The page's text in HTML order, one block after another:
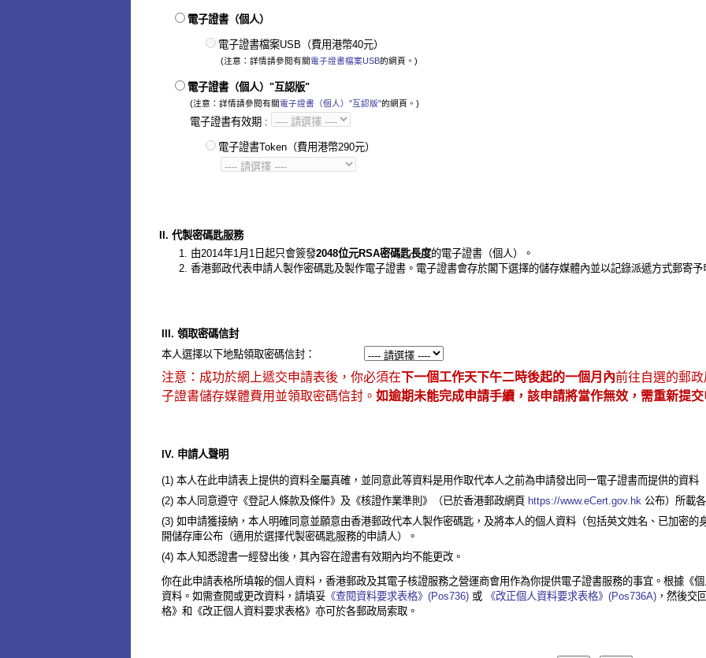
電子證書（個人）
電子證書檔案USB（費用港幣40元）
(注意：詳情請參閱有關電子證書檔案USB的網頁。)
電子證書（個人）"互認版"
(注意：詳情請參閱有關電子證書（個人）"互認版"的網頁。)
電子證書有效期 :
電子證書Token（費用港幣290元）
II. 代製密碼匙服務
由2014年1月1日起只會簽發2048位元RSA密碼匙長度的電子證書（個人）。
香港郵政代表申請人製作密碼匙及製作電子證書。電子證書會存於閣下選擇的儲存媒體內並以記錄派遞方式郵寄予
III. 領取密碼信封
本人選擇以下地點領取密碼信封：
注意：成功於網上遞交申請表後，你必須在下一個工作天下午二時後起的一個月內前往自選的郵
子證書儲存媒體費用並領取密碼信封。 如逾期未能完成申請手續，該申請將當作無效，需重新提
IV. 申請人聲明
(1) 本人在此申請表上提供的資料全屬真確，並同意此等資料是用作取代本人之前為申請發出同一電子證書而提供的資料
(2) 本人同意遵守《登記人條款及條件》及《核證作業準則》（已於香港郵政網頁 https://www.eCert.gov.hk 公布）所載
(3) 如申請獲接納，本人明確同意並願意由香港郵政代本人製作密碼匙，及將本人的個人資料（包括英文姓名、已加密
開儲存庫公布（適用於選擇代製密碼匙服務的申請人）。
(4) 本人知悉證書一經發出後，其內容在證書有效期內均不能更改。
你在此申請表格所填報的個人資料，香港郵政及其電子核證服務之營運商會用作為你提供電子證書服務的事宜。根據《
資料。如需查閱或更改資料，請填妥 《查閱資料要求表格》(Pos736) 或 《改正個人資料要求表格》(Pos736A) ，然後交
格》和《改正個人資料要求表格》亦可於各郵政局索取。